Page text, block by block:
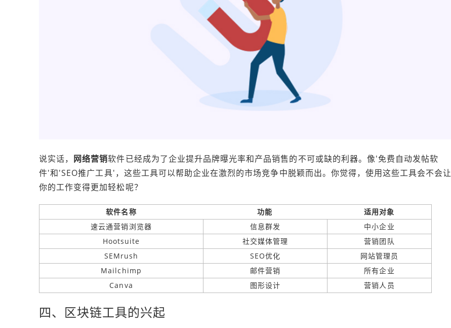
说实话， 网络营销软件已经成为了企业提升品牌曝光率和产品销售的不可或缺的利器。像'免费自动发帖软
件'和'SEO推广工具'，这些工具可以帮助企业在激烈的市场竞争中脱颖而出。你觉得，使用这些工具会不会让
你的工作变得更加轻松呢？
软件名称 功能
适用对象
速云通营销浏览器
信息群发
中小企业
Hootsuite
社交媒体管理
营销团队
SEMrush
SEO优化
网站管理员
Mailchimp
邮件营销
所有企业
Canva
图形设计 营销人员
四、区块链工具的兴起